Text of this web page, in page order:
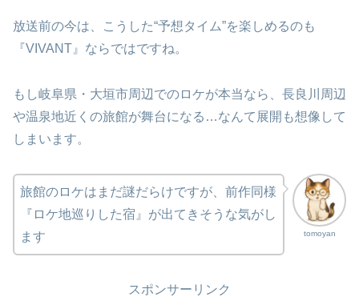
放送前の今は、こうした“予想タイム”を楽しめるのも
『VIVANT』ならではですね。
もし岐阜県・大垣市周辺でのロケが本当なら、長良川周辺
や温泉地近くの旅館が舞台になる…なんて展開も想像して
しまいます。
tomoyan
旅館のロケはまだ謎だらけですが、前作同様
『ロケ地巡りした宿』が出てきそうな気がし
ます
スポンサーリンク